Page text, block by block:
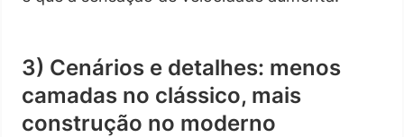
3) Cenários e detalhes: menos
camadas no clássico, mais
construção no moderno